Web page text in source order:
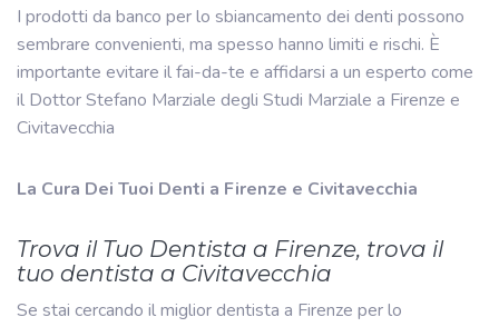
I prodotti da banco per lo sbiancamento dei denti possono
sembrare convenienti, ma spesso hanno limiti e rischi. È
importante evitare il fai-da-te e affidarsi a un esperto come
il Dottor Stefano Marziale degli Studi Marziale a Firenze e
Civitavecchia
La Cura Dei Tuoi Denti a Firenze e Civitavecchia
Trova il Tuo Dentista a Firenze, trova il
tuo dentista a Civitavecchia
Se stai cercando il miglior dentista a Firenze per lo